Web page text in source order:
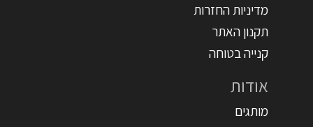
מדיניות החזרות
תקנון האתר
קנייה בטוחה
אודות
מותגים